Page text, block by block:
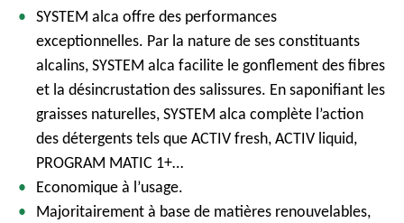
SYSTEM alca offre des performances
exceptionnelles. Par la nature de ses constituants
alcalins, SYSTEM alca facilite le gonflement des fibres
et la désincrustation des salissures. En saponifiant les
graisses naturelles, SYSTEM alca complète l’action
des détergents tels que ACTIV fresh, ACTIV liquid,
PROGRAM MATIC 1+…
Economique à l’usage.
Majoritairement à base de matières renouvelables,